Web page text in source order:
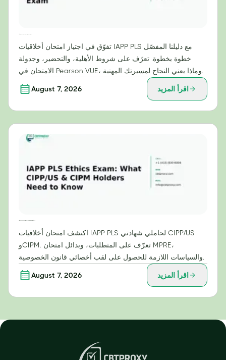
تفوّق في اجتياز امتحان أخلاقيات IAPP PLS مع دليلنا المفصّل
خطوة بخطوة. تعرّف على شروط الأهلية، والتحضير، وجدولة
August 7, 2026 اقرأ المزيد
اكتشف امتحان أخلاقيات IAPP PLS لحاملي شهادتي CIPP/US
وCIPM. تعرّف على المتطلبات، وبدائل امتحان MPRE،
August 7, 2026 اقرأ المزيد